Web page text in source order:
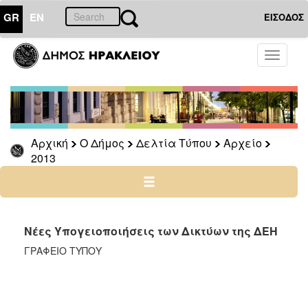
GR EN ΕΙΣΟΔΟΣ
Toggle
Αρχική Ο Δήμος Δελτία Τύπου
Αρχείο
2013
ΔΗΜΟΣ
Δελτία
Τύπου
Αρχείο
2026
2025
2022
2021
Νέες Υπογειοποιήσεις των Δικτύων της ΔΕΗ
ΓΡΑΦΕΙΟ ΤΥΠΟΥ